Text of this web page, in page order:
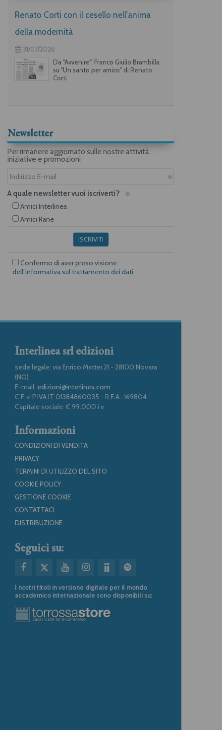
Renato Corti con il cesello nell'anima
della modernità
31/07/2026
Da "Avvenire", Franco Giulio Brambilla
su "Un santo per amico" di Renato
Corti
Newsletter
Per rimanere aggiornato sulle nostre attività,
iniziative e promozioni
A quale newsletter vuoi iscriverti?
Amici Interlinea
Amici Rane
ISCRIVITI
Confermo di aver preso visione
dell’informativa sul trattamento dei dati
Interlinea srl edizioni
sede legale: via Enrico Mattei 21 - 28100 Novara
(NO)
E-mail: edizioni@interlinea.com
C.F. e P.IVA IT 01384860035 - R.E.A.: 169804
Capitale sociale: € 99.000 i.v
Informazioni
CONDIZIONI DI VENDITA
PRIVACY
TERMINI DI UTILIZZO DEL SITO
COOKIE POLICY
GESTIONE COOKIE
CONTATTACI
DISTRIBUZIONE
Seguici su:
I nostri titoli in versione digitale per il mondo
accademico internazionale sono disponibili su: